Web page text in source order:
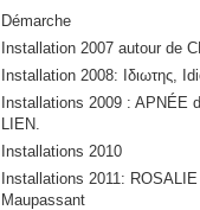
Démarche
Installation 2007 autour de
Installation 2008: Ιδιωτης,
Installations 2009 : APNÉE
LIEN.
Installations 2010
Installations 2011:
Maupassant